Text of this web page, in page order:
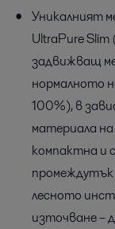
Уникалният
UltraPure
задвижващ
нормалното
100%), в
материала
компактна и
промеждутък
лесното
източване –